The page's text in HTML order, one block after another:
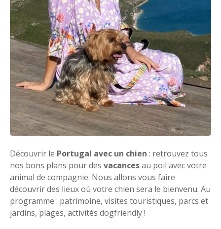
Découvrir le Portugal avec un chien : retrouvez tous
nos bons plans pour des vacancesau poil avec votre
animal de compagnie. Nous allons vous faire
découvrir des lieux où votre chien sera le bienvenu. Au
programme : patrimoine, visites touristiques, parcs et
jardins, plages, activités dogfriendly !